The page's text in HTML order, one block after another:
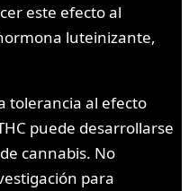
este efecto al
luteinizante,
tolerancia al efecto
puede desarrollarse
cannabis. No
para